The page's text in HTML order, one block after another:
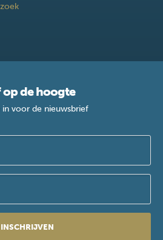
op de hoogte
in voor de nieuwsbrief
INSCHRIJVEN